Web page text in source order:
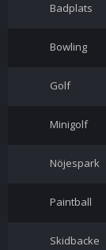
Badplats
Bowling
Golf
Minigolf
Nöjespark
Paintball
Skidbacke